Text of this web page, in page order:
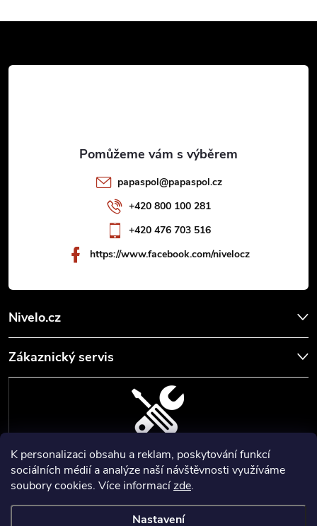
K personalizaci obsahu a reklam, poskytování funkcí
sociálních médií a analýze naší návštěvnosti využíváme
soubory cookies. Více informacízde.
Nastavení
á
Nivelo.cz
Zákaznický servis
papaspol@papaspol.cz
+420 800 100 281
+420 476 703 516
https://www.facebook.com/nivelocz
SERVIS, SEŘÍZENÍ A KALIBRACE
Zajišťujeme servisní a kalibrační služby geodetických a stavebních
přístrojů a pomůcek.